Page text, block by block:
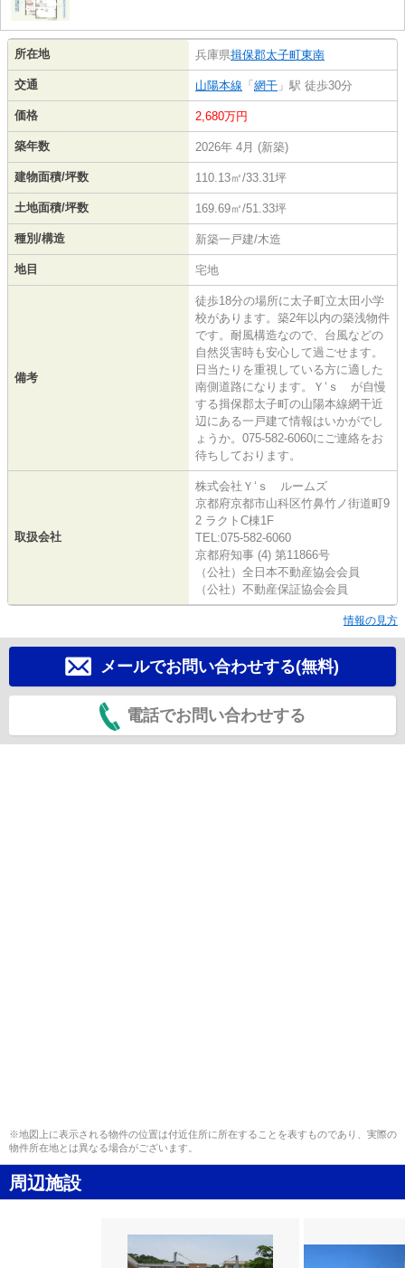
所在地 兵庫県揖保郡太子町東南
交通 山陽本線 「 網干 」駅 徒歩30分
価格 2,680万円
築年数 2026年 4月 (新築)
建物面積/坪数 110.13㎡/33.31坪
土地面積/坪数 169.69㎡/51.33坪
種別/構造 新築一戸建/木造
地目 宅地
備考
徒歩18分の場所に太子町立太田小学
校があります。築2年以内の築浅物件
です。耐風構造なので、台風などの
自然災害時も安心して過ごせます。
日当たりを重視している方に適した
南側道路になります。Ｙ‘ｓ が自慢
する揖保郡太子町の山陽本線網干近
辺にある一戸建て情報はいかがでし
ょうか。075-582-6060にご連絡をお
待ちしております。
取扱会社
株式会社Ｙ‘ｓ ルームズ
京都府京都市山科区竹鼻竹ノ街道町9
2 ラクトC棟1F
TEL:075-582-6060
京都府知事 (4) 第11866号
（公社）全日本不動産協会会員
（公社）不動産保証協会会員
情報の見方
メールでお問い合わせする(無料)
電話でお問い合わせする
※地図上に表示される物件の位置は付近住所に所在することを表すものであり、実際の
物件所在地とは異なる場合がございます。
周辺施設